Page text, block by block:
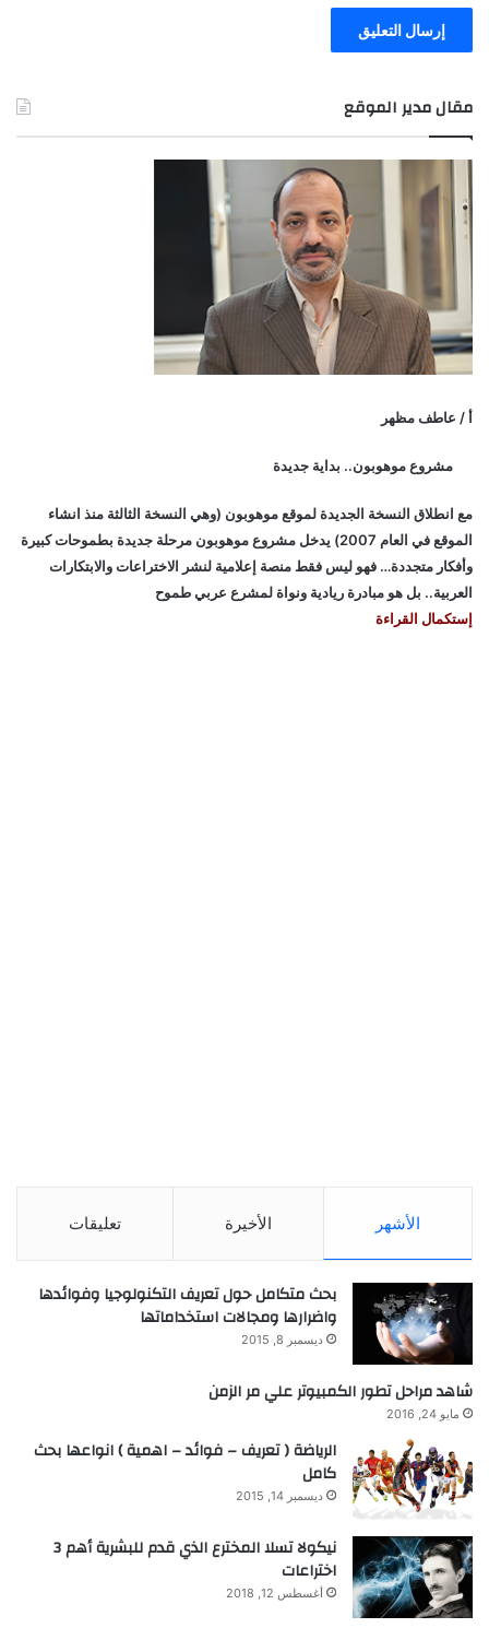
مقال مدير الموقع
أ / عاطف مظهر
مشروع موهوبون.. بداية جديدة
مع انطلاق النسخة الجديدة لموقع موهوبون (وهي النسخة الثالثة منذ انشاء
الموقع في العام 2007) يدخل مشروع موهوبون مرحلة جديدة بطموحات كبيرة
وأفكار متجددة… فهو ليس فقط منصة إعلامية لنشر الاختراعات والابتكارات
العربية.. بل هو مبادرة ريادية ونواة لمشرع عربي طموح
إستكمال القراءة
الأشهر الأخيرة تعليقات
بحث متكامل حول تعريف التكنولوجيا وفوائدها
واضرارها ومجالات استخداماتها
ديسمبر 8, 2015
شاهد مراحل تطور الكمبيوتر علي مر الزمن
مايو 24, 2016
الرياضة ( تعريف – فوائد – اهمية ) انواعها بحث
كامل
ديسمبر 14, 2015
نيكولا تسلا المخترع الذي قدم للبشرية أهم 3
اختراعات
أغسطس 12, 2018